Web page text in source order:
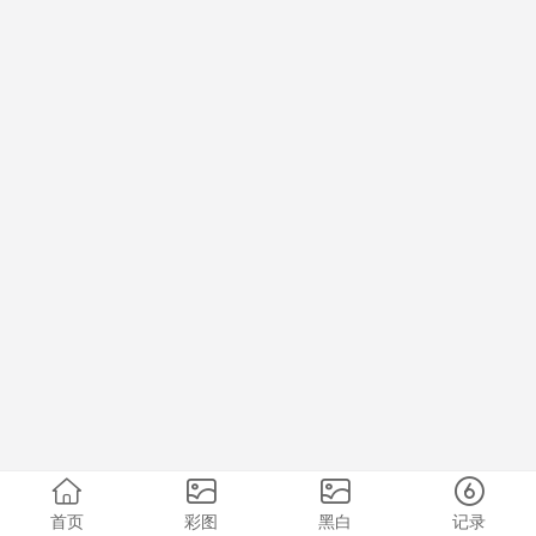
首页 彩图 黑白 记录